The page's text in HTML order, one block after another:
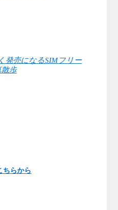
発売になるSIMフリー
散歩
ちらから